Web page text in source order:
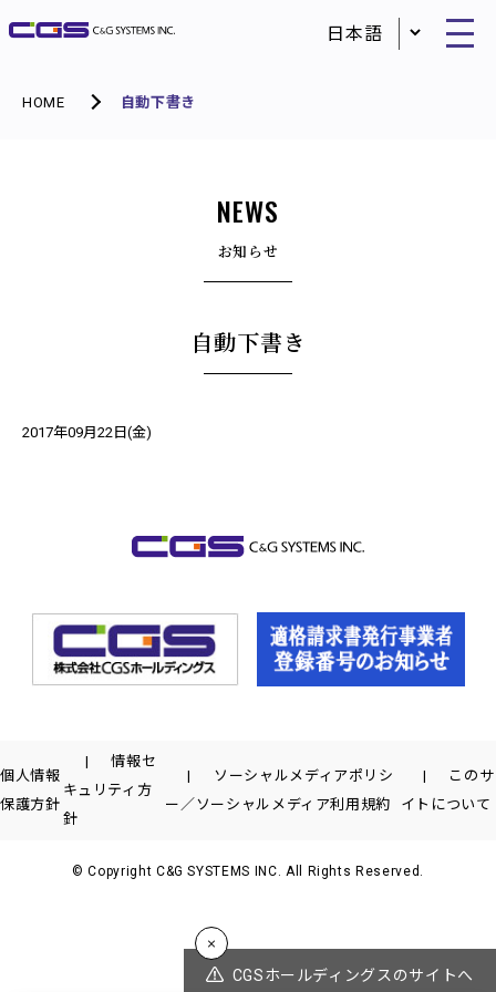
HOME 自動下書き
NEWS
お知らせ
自動下書き
2017年09月22日(金)
CGSホールディングスのサイトへ
個人情報
保護方針
情報セ
キュリティ方
針
ソーシャルメディアポリシ
ー／ソーシャルメディア利用規約
このサ
イトについて
© Copyright C&G SYSTEMS INC. All Rights Reserved.